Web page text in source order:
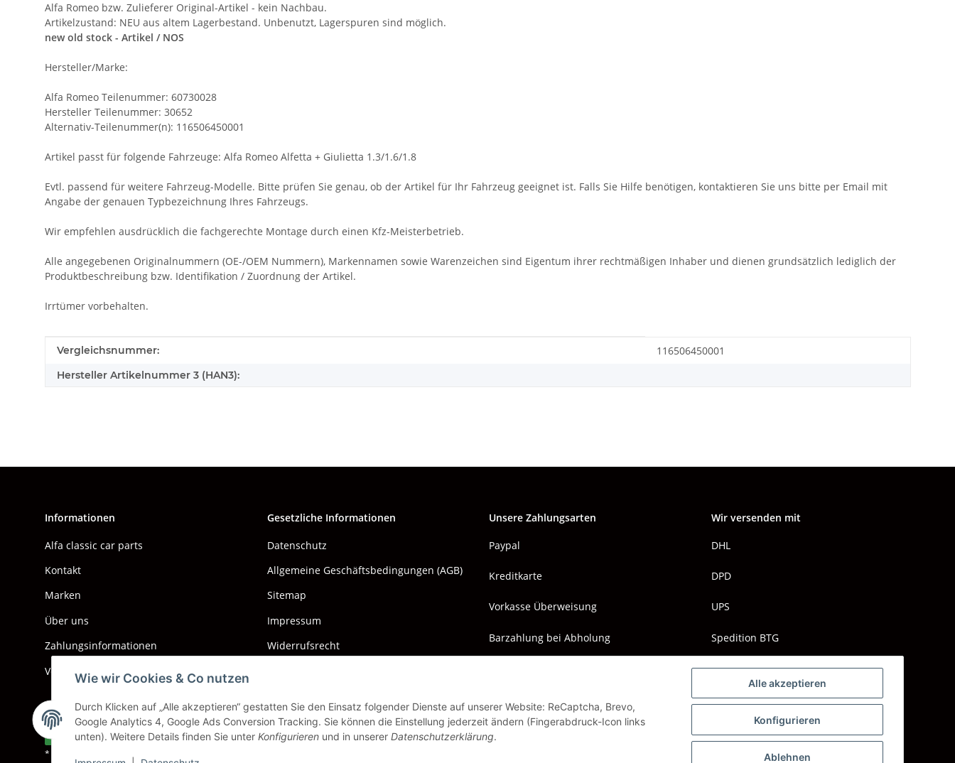
Alle akzeptieren
Konfigurieren
Ablehnen
Wie wir Cookies & Co nutzen
Durch Klicken auf „Alle akzeptieren“ gestatten Sie den Einsatz folgender Dienste auf unserer Website: ReCaptcha, Brevo,
Google Analytics 4, Google Ads Conversion Tracking. Sie können die Einstellung jederzeit ändern (Fingerabdruck-Icon links
unten). Weitere Details finden Sie unter Konfigurieren und in unserer Datenschutzerklärung.
Alfa Romeo bzw. Zulieferer Original-Artikel - kein Nachbau.
Artikelzustand: NEU aus altem Lagerbestand. Unbenutzt, Lagerspuren sind möglich.
new old stock - Artikel / NOS
Hersteller/Marke:
Alfa Romeo Teilenummer: 60730028
Hersteller Teilenummer: 30652
Alternativ-Teilenummer(n): 116506450001
Artikel passt für folgende Fahrzeuge: Alfa Romeo Alfetta + Giulietta 1.3/1.6/1.8
Evtl. passend für weitere Fahrzeug-Modelle. Bitte prüfen Sie genau, ob der Artikel für Ihr Fahrzeug geeignet ist. Falls Sie Hilfe benötigen, kontaktieren Sie uns bitte per Email mit
Angabe der genauen Typbezeichnung Ihres Fahrzeugs.
Wir empfehlen ausdrücklich die fachgerechte Montage durch einen Kfz-Meisterbetrieb.
Alle angegebenen Originalnummern (OE-/OEM Nummern), Markennamen sowie Warenzeichen sind Eigentum ihrer rechtmäßigen Inhaber und dienen grundsätzlich lediglich der
Produktbeschreibung bzw. Identifikation / Zuordnung der Artikel.
Irrtümer vorbehalten.
Produkteigenschaft
Wert
Vergleichsnummer: 116506450001
Hersteller Artikelnummer 3 (HAN3):
Informationen
Alfa classic car parts
Kontakt
Marken
Über uns
Zahlungsinformationen
Versand & Kosten
Gesetzliche Informationen
Datenschutz
Allgemeine Geschäftsbedingungen (AGB)
Sitemap
Impressum
Widerrufsrecht
Unsere Zahlungsarten
Paypal
Kreditkarte
Vorkasse Überweisung
Barzahlung bei Abholung
Wir versenden mit
DHL
DPD
UPS
Spedition BTG
Spedition Schenker
Vertrag widerrufen
* Alle Preise inkl. gesetzlicher USt., zzgl.